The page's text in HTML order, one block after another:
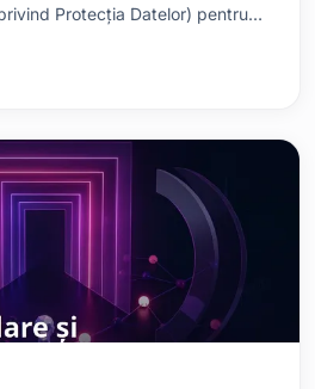
Protecția Datelor) pentru
GDPR-ului, sunt